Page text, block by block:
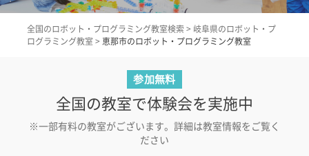
全国のロボット・プログラミング教室検索 > 岐阜県のロボット・プ
ログラミング教室 > 恵那市のロボット・プログラミング教室
参加無料
全国の教室で体験会を実施中
※一部有料の教室がございます。詳細は教室情報をご覧く
ださい